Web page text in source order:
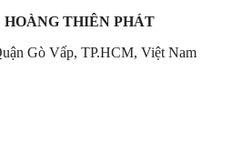
HOÀNG THIÊN PHÁT
Gò Vấp, TP.HCM, Việt Nam